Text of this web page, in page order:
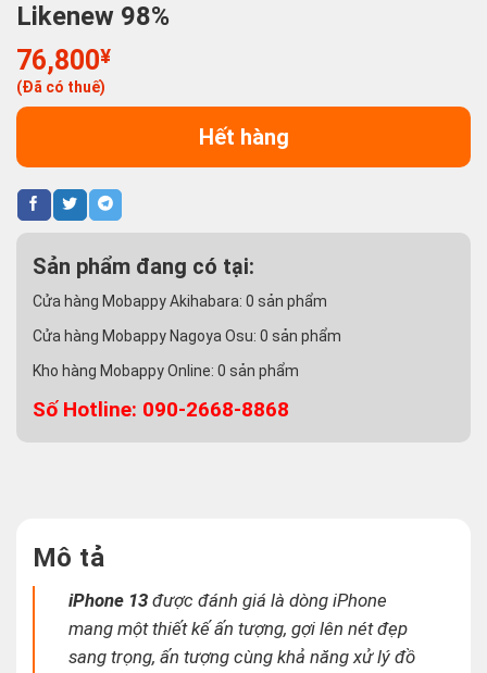
Likenew 98%
76,800¥
(Đã có thuế)
Hết hàng
Sản phẩm đang có tại:
Cửa hàng Mobappy Akihabara: 0 sản phẩm
Cửa hàng Mobappy Nagoya Osu: 0 sản phẩm
Kho hàng Mobappy Online: 0 sản phẩm
Số Hotline: 090-2668-8868
Mô tả
iPhone 13 được đánh giá là dòng iPhone
mang một thiết kế ấn tượng, gợi lên nét đẹp
sang trọng, ấn tượng cùng khả năng xử lý đồ